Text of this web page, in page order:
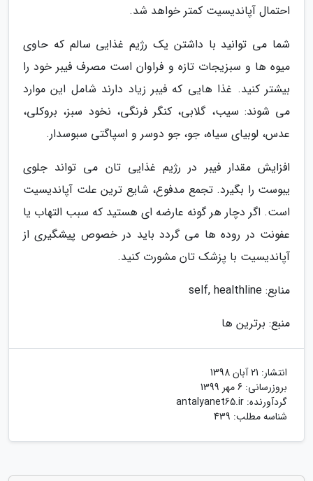
احتمال آپاندیسیت کمتر خواهد شد.
شما می توانید با داشتن یک رژیم غذایی سالم که حاوی
میوه ها و سبزیجات تازه و فراوان است مصرف فیبر خود را
بیشتر کنید. غذا هایی که فیبر زیاد دارند شامل این موارد
می شوند: سیب، گلابی، کنگر فرنگی، نخود سبز، بروکلی،
عدس، لوبیای سیاه، جو، جو دوسر و اسپاگتی سبوسدار.
افزایش مقدار فیبر در رژیم غذایی تان می تواند جلوی
یبوست را بگیرد. تجمع مدفوع، شایع ترین علت آپاندیسیت
است. اگر دچار هر گونه عارضه ای هستید که سبب التهاب یا
عفونت در روده ها می گردد باید در خصوص پیشگیری از
آپاندیسیت با پزشک تان مشورت کنید.
منابع: self, healthline
منبع: برترین ها
انتشار: 21 آبان 1398
بروزرسانی: 6 مهر 1399
گردآورنده: antalyanet65.ir
شناسه مطلب: 439